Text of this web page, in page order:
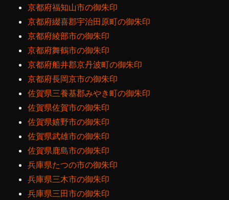
京都府福知山市の御朱印
京都府綴喜郡宇治田原町の御朱印
京都府綾部市の御朱印
京都府舞鶴市の御朱印
京都府船井郡京丹波町の御朱印
京都府長岡京市の御朱印
佐賀県三養基郡みやき町の御朱印
佐賀県佐賀市の御朱印
佐賀県嬉野市の御朱印
佐賀県武雄市の御朱印
佐賀県鹿島市の御朱印
兵庫県たつの市の御朱印
兵庫県三木市の御朱印
兵庫県三田市の御朱印